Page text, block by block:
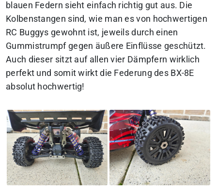
blauen Federn sieht einfach richtig gut aus. Die
Kolbenstangen sind, wie man es von hochwertigen
RC Buggys gewohnt ist, jeweils durch einen
Gummistrumpf gegen äußere Einflüsse geschützt.
Auch dieser sitzt auf allen vier Dämpfern wirklich
perfekt und somit wirkt die Federung des BX-8E
absolut hochwertig!